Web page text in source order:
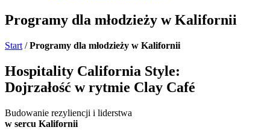
Programy dla młodzieży w Kalifornii
Start /Programy dla młodzieży w Kalifornii
Hospitality California Style:
Dojrzałość w rytmie Clay Café
Budowanie rezyliencji i liderstwa
w sercu Kalifornii